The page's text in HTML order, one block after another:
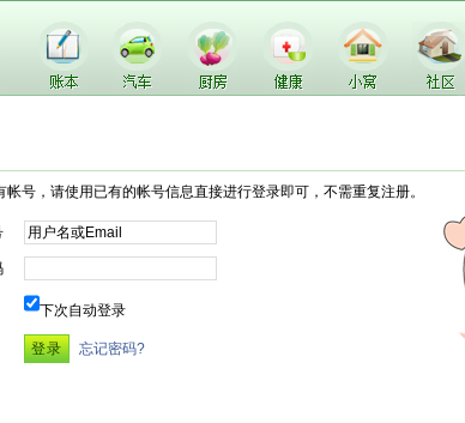
号，请使用已有的帐号信息直接进行登录即可，不需重复注册。
下次自动登录
忘记密码?